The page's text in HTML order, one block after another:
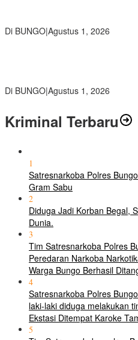
Di BUNGO|Agustus 1, 2026
Di BUNGO|Agustus 1, 2026
Kriminal Terbaru
1
Satresnarkoba Polres
Gram Sabu
2
Diduga Jadi Korban Begal,
Dunia.
3
Tim Satresnarkoba Polres
Peredaran Narkoba
Warga Bungo Berhasil
4
Satresnarkoba Polres
laki-laki diduga melakukan
Ekstasi Ditempat Karoke
5